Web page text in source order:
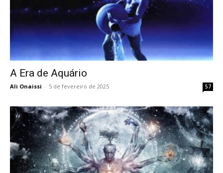
A Era de Aquário
Ali Onaissi - 5 de fevereiro de 2025 57